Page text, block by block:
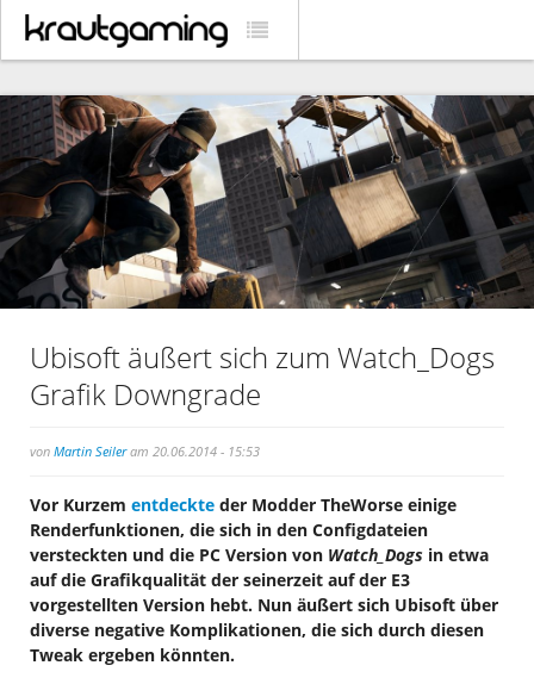
Ubisoft äußert sich zum Watch_Dogs
Grafik Downgrade
von Martin Seileram 20.06.2014 - 15:53
Vor Kurzem entdeckte der Modder TheWorse einige
Renderfunktionen, die sich in den Configdateien
versteckten und die PC Version von Watch_Dogs in etwa
auf die Grafikqualität der seinerzeit auf der E3
vorgestellten Version hebt. Nun äußert sich Ubisoft über
diverse negative Komplikationen, die sich durch diesen
Tweak ergeben könnten.